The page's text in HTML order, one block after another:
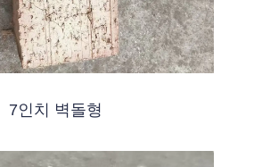
7인치 벽돌형